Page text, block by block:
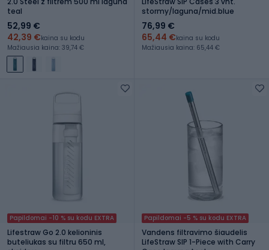
teal
52,99 €
42,39 €kaina su kodu
Mažiausia kaina: 39,74 €
stormy/laguna/mid.blue
76,99 €
65,44 €kaina su kodu
Mažiausia kaina: 65,44 €
Papildomai -10 % su kodu EXTRA
Lifestraw Go 2.0 kelioninis
buteliukas su filtru 650 ml,
Papildomai -5 % su kodu EXTRA
Vandens filtravimo šiaudelis
LifeStraw SIP 1-Piece with Carry